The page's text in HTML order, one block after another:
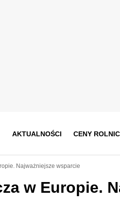
AKTUALNOŚCI CENY
Najważniejsze wsparcie
w Europie.